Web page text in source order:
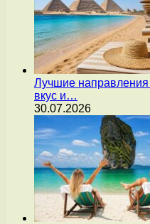
Лучшие
вкус и…
30.07.2026